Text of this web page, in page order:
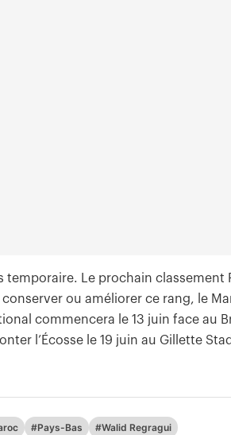
Le prochain classement
ou améliorer ce rang, le
commencera le 13 juin face au
l’Écosse le 19 juin au Gillette
#Pays-Bas #Walid Regragui